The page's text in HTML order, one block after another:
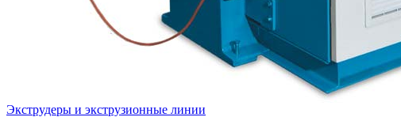
Экструдеры и экструзионные линии